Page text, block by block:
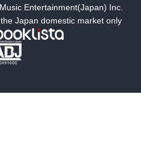
SF
文学
Entertainment(Japan) Inc.
Japan domestic market only